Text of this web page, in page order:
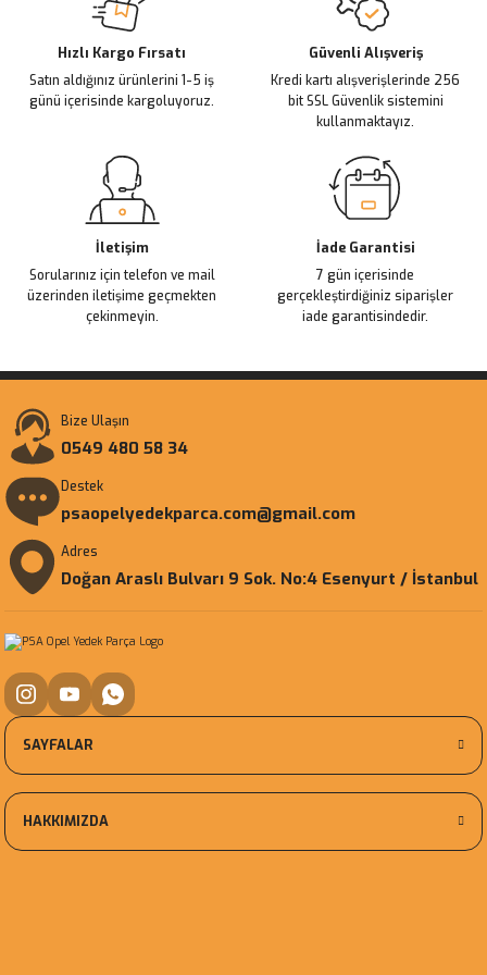
Ürün bilgilerinde hatalar bulunuyor.
Ürün fiyatı diğer sitelerden daha pahalı.
Bu ürüne benzer farklı alternatifler olmalı.
Hızlı Kargo Fırsatı
Satın aldığınız ürünlerini 1-5 iş
günü içerisinde kargoluyoruz.
Güvenli Alışveriş
Kredi kartı alışverişlerinde 256
bit SSL Güvenlik sistemini
kullanmaktayız.
İletişim
Sorularınız için telefon ve mail
üzerinden iletişime geçmekten
çekinmeyin.
İade Garantisi
7 gün içerisinde
gerçekleştirdiğiniz siparişler
iade garantisindedir.
Bize Ulaşın
0549 480 58 34
Destek
psaopelyedekparca.com@gmail.com
Adres
Doğan Araslı Bulvarı 9 Sok. No:4 Esenyurt / İstanbul
SAYFALAR
HAKKIMIZDA